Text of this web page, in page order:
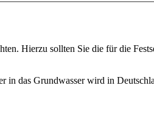
Hierzu sollten Sie die für die
das Grundwasser wird in